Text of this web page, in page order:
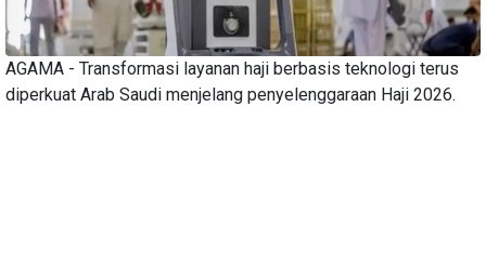
AGAMA - Transformasi layanan haji berbasis teknologi terus
diperkuat Arab Saudi menjelang penyelenggaraan Haji 2026.